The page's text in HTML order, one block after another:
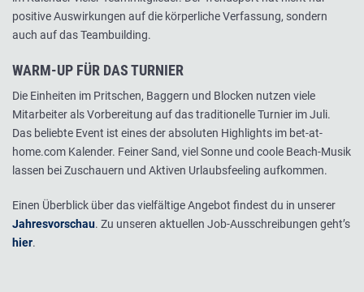
positive Auswirkungen auf die körperliche Verfassung, sondern
auch auf das Teambuilding.
WARM-UP FÜR DAS TURNIER
Die Einheiten im Pritschen, Baggern und Blocken nutzen viele
Mitarbeiter als Vorbereitung auf das traditionelle Turnier im Juli.
Das beliebte Event ist eines der absoluten Highlights im bet-at-
home.com Kalender. Feiner Sand, viel Sonne und coole Beach-Musik
lassen bei Zuschauern und Aktiven Urlaubsfeeling aufkommen.
Einen Überblick über das vielfältige Angebot findest du in unserer
Jahresvorschau. Zu unseren aktuellen Job-Ausschreibungen geht’s
hier.